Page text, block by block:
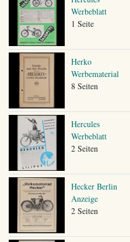
Werbeblatt
1 Seite
Herko
Werbematerial
8 Seiten
Hercules
Werbeblatt
2 Seiten
Hecker Berlin
Anzeige
2 Seiten